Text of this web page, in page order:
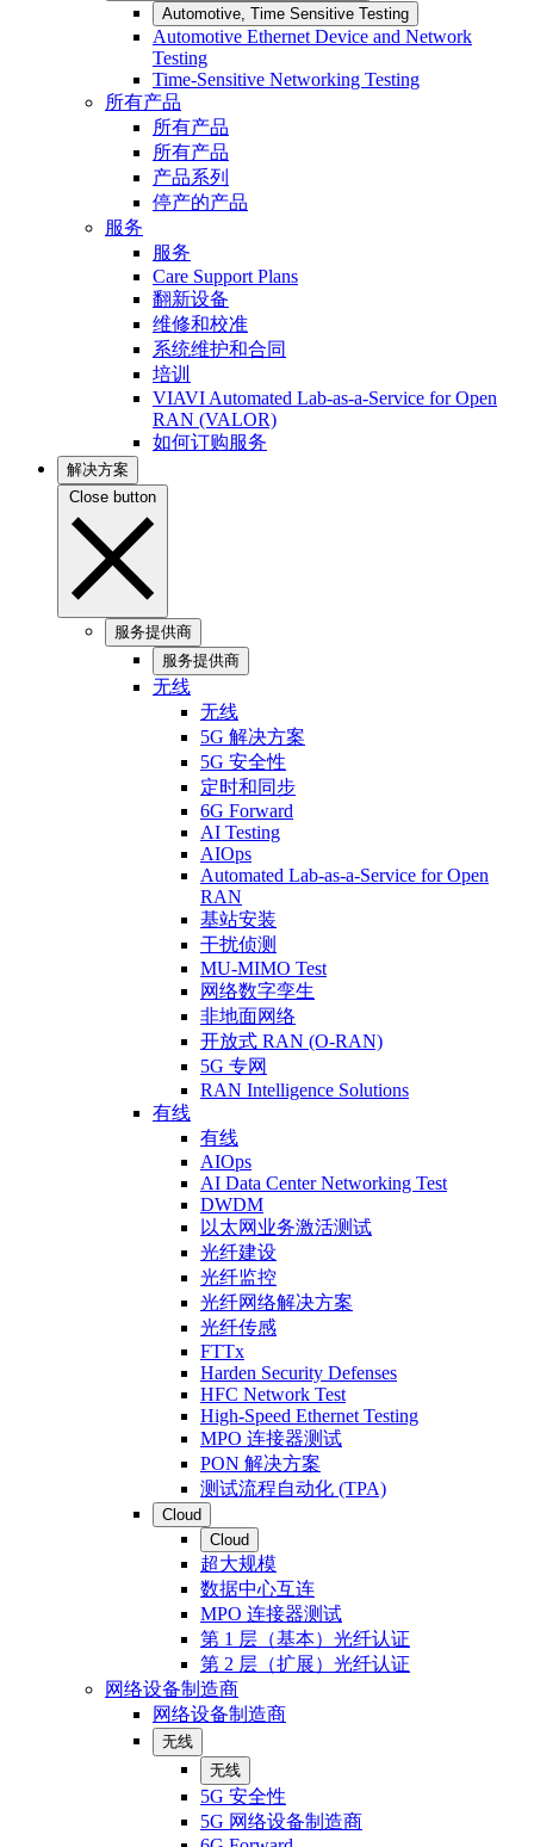
Automotive, Time Sensitive Testing
Automotive Ethernet Device and Network
Testing
Time-Sensitive Networking Testing
所有产品
所有产品
所有产品
产品系列
停产的产品
服务
服务
Care Support Plans
翻新设备
维修和校准
系统维护和合同
培训
VIAVI Automated Lab-as-a-Service for Open
RAN (VALOR)
如何订购服务
解决方案
Close button
服务提供商
服务提供商
无线
无线
5G 解决方案
5G 安全性
定时和同步
6G Forward
AI Testing
AIOps
Automated Lab-as-a-Service for Open
RAN
基站安装
干扰侦测
MU-MIMO Test
网络数字孪生
非地面网络
开放式 RAN (O-RAN)
5G 专网
RAN Intelligence Solutions
有线
有线
AIOps
AI Data Center Networking Test
DWDM
以太网业务激活测试
光纤建设
光纤监控
光纤网络解决方案
光纤传感
FTTx
Harden Security Defenses
HFC Network Test
High-Speed Ethernet Testing
MPO 连接器测试
PON 解决方案
测试流程自动化 (TPA)
Cloud
Cloud
超大规模
数据中心互连
MPO 连接器测试
第 1 层（基本）光纤认证
第 2 层（扩展）光纤认证
网络设备制造商
网络设备制造商
无线
无线
5G 安全性
5G 网络设备制造商